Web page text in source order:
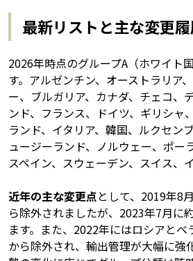
最新リストと主な変更
2026年時点のグループA（ホワイト
す。アルゼンチン、オーストラリア
ー、ブルガリア、カナダ、チェコ、
ンド、フランス、ドイツ、ギリシャ
ランド、イタリア、韓国、ルクセン
ュージーランド、ノルウェー、ポー
スペイン、スウェーデン、スイス、
近年の主な変更点として、2019年8
ら除外されましたが、2023年7月に
ます。また、2022年にはロシアとベ
から除外され、輸出管理が大幅に強